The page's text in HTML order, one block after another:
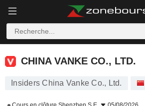
CHINA VANKE CO., LTD.
CHINA VANKE CO., LTD.
Insiders China Vanke Co., Ltd.